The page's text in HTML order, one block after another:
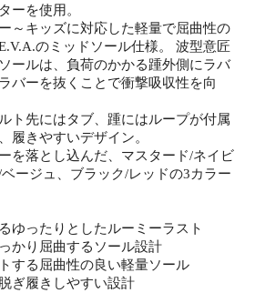
ーを使用。
～キッズに対応した軽量で屈曲性の
のミッドソール仕様。 波型意匠
ールは、負荷のかかる踵外側にラバ
バーを抜くことで衝撃吸収性を向
ト先にはタブ、踵にはループが付属
履きやすいデザイン。
を落とし込んだ、マスタード/ネイビ
ージュ、ブラック/レッドの3カラー
ゆったりとしたルーミーラスト
かり屈曲するソール設計
する屈曲性の良い軽量ソール
ぎ履きしやすい設計